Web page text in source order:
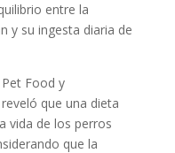
entre la
y su ingesta diaria de
Food y
que una dieta
vida de los perros
que la